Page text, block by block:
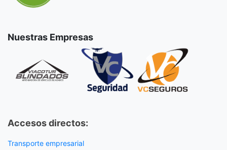
Nuestras Empresas
Accesos directos:
Transporte empresarial